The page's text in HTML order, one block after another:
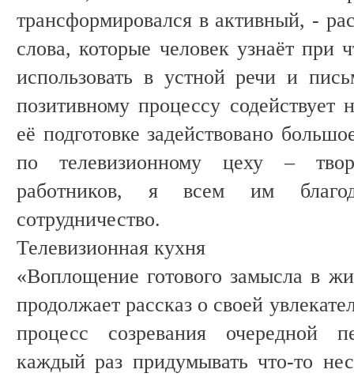
трансформировался в активный, -
слова, которые человек узнаёт при
использовать в устной речи и
позитивному процессу содействует
её подготовке задействовано
по телевизионному цеху –
работников, я всем им
сотрудничество.
Телевизионная кухня
«Воплощение готового замысла в
продолжает рассказ о своей
процесс созревания очередной
каждый раз придумывать что-то